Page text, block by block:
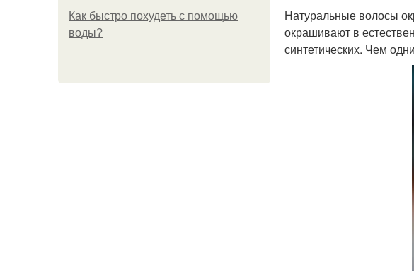
Как быстро похудеть с помощью
воды?
Натуральные волосы
окрашивают в
синтетических. Чем